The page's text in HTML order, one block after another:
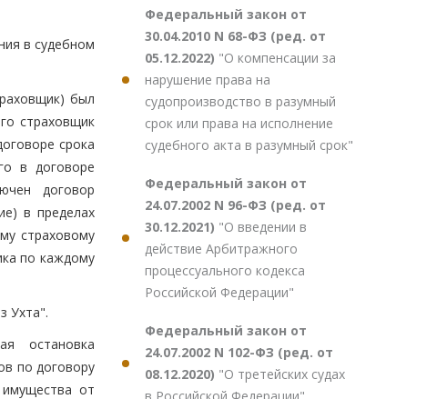
в судебном
был
страховщик
срока
в договоре
договор
в пределах
страховому
по каждому
Ухта".
остановка
по договору
от
Федеральный закон от
30.04.2010 N 68-ФЗ (ред. от
05.12.2022) "О компенсации за
нарушение права на
судопроизводство в разумный
срок или права на исполнение
судебного акта в разумный срок"
Федеральный закон от
24.07.2002 N 96-ФЗ (ред. от
30.12.2021) "О введении в
действие Арбитражного
процессуального кодекса
Российской Федерации"
Федеральный закон от
24.07.2002 N 102-ФЗ (ред. от
08.12.2020) "О третейских судах